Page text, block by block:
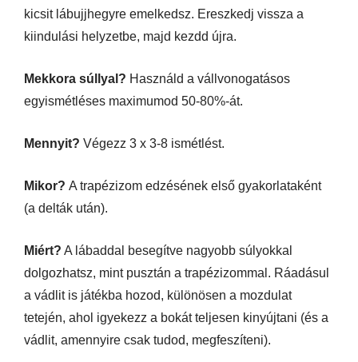
kicsit lábujjhegyre emelkedsz. Ereszkedj vissza a
kiindulási helyzetbe, majd kezdd újra.
Mekkora súllyal? Használd a vállvonogatásos
egyismétléses maximumod 50-80%-át.
Mennyit? Végezz 3 x 3-8 ismétlést.
Mikor? A trapézizom edzésének első gyakorlataként
(a delták után).
Miért? A lábaddal besegítve nagyobb súlyokkal
dolgozhatsz, mint pusztán a trapézizommal. Ráadásul
a vádlit is játékba hozod, különösen a mozdulat
tetején, ahol igyekezz a bokát teljesen kinyújtani (és a
vádlit, amennyire csak tudod, megfeszíteni).